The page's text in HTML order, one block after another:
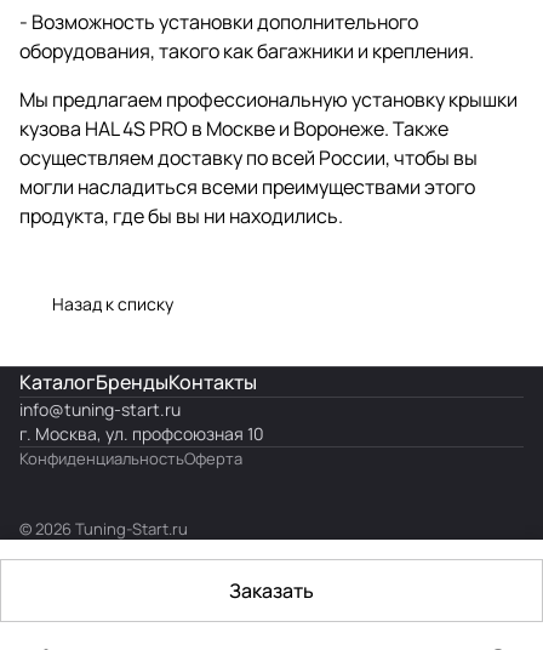
- Возможность установки дополнительного
оборудования, такого как багажники и крепления.
Мы предлагаем профессиональную установку крышки
кузова HAL 4S PRO в Москве и Воронеже. Также
осуществляем доставку по всей России, чтобы вы
могли насладиться всеми преимуществами этого
продукта, где бы вы ни находились.
Назад к списку
Заказать
КаталогБрендыКонтакты
info@tuning-start.ru
г. Москва, ул. профсоюзная 10
КонфиденциальностьОферта
© 2026 Tuning-Start.ru